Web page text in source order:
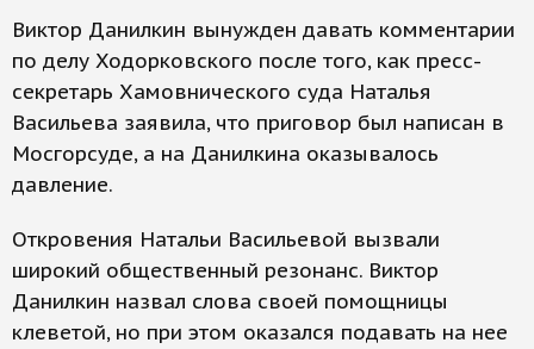
Виктор Данилкин вынужден давать комментарии
по делу Ходорковского после того, как пресс-
секретарь Хамовнического суда Наталья
Васильева заявила, что приговор был написан в
Мосгорсуде, а на Данилкина оказывалось
давление.
Откровения Натальи Васильевой вызвали
широкий общественный резонанс. Виктор
Данилкин назвал слова своей помощницы
клеветой, но при этом оказался подавать на нее